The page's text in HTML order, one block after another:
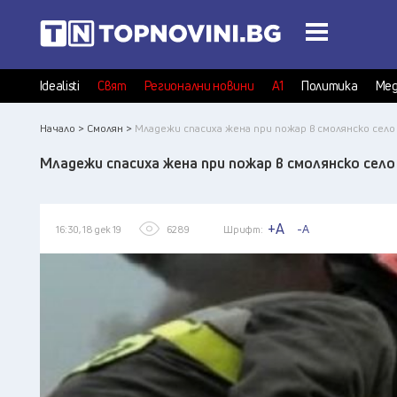
Idealisti Свят Регионални новини А1 Политика
Начало > Смолян > Младежи спасиха жена при пожар в смолянско село
Младежи спасиха жена при пожар в смолянско село
16:30, 18 дек 19 6289 Шрифт: +A -A